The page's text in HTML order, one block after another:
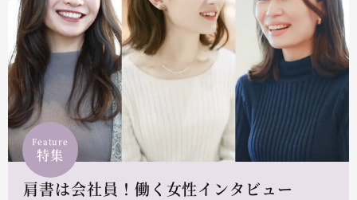
Feature
特集
肩書は会社員！働く女性インタビュー